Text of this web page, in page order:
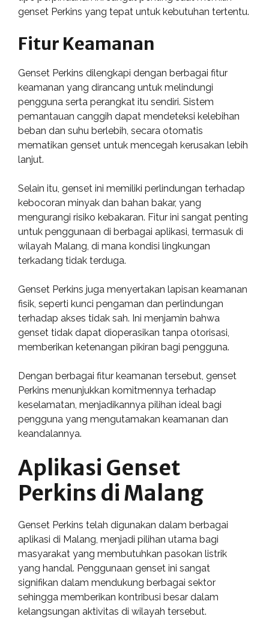
genset Perkins yang tepat untuk kebutuhan tertentu.
Fitur Keamanan
Genset Perkins dilengkapi dengan berbagai fitur
keamanan yang dirancang untuk melindungi
pengguna serta perangkat itu sendiri. Sistem
pemantauan canggih dapat mendeteksi kelebihan
beban dan suhu berlebih, secara otomatis
mematikan genset untuk mencegah kerusakan lebih
lanjut.
Selain itu, genset ini memiliki perlindungan terhadap
kebocoran minyak dan bahan bakar, yang
mengurangi risiko kebakaran. Fitur ini sangat penting
untuk penggunaan di berbagai aplikasi, termasuk di
wilayah Malang, di mana kondisi lingkungan
terkadang tidak terduga.
Genset Perkins juga menyertakan lapisan keamanan
fisik, seperti kunci pengaman dan perlindungan
terhadap akses tidak sah. Ini menjamin bahwa
genset tidak dapat dioperasikan tanpa otorisasi,
memberikan ketenangan pikiran bagi pengguna.
Dengan berbagai fitur keamanan tersebut, genset
Perkins menunjukkan komitmennya terhadap
keselamatan, menjadikannya pilihan ideal bagi
pengguna yang mengutamakan keamanan dan
keandalannya.
Aplikasi Genset
Perkins di Malang
Genset Perkins telah digunakan dalam berbagai
aplikasi di Malang, menjadi pilihan utama bagi
masyarakat yang membutuhkan pasokan listrik
yang handal. Penggunaan genset ini sangat
signifikan dalam mendukung berbagai sektor
sehingga memberikan kontribusi besar dalam
kelangsungan aktivitas di wilayah tersebut.